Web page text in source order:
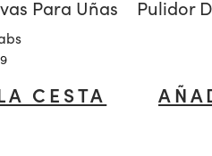
Para Uñas
de oferta
CESTA